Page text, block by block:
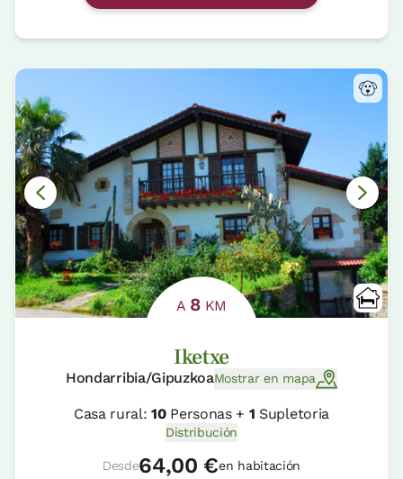
A 8 KM
Iketxe
Hondarribia/GipuzkoaMostrar en mapa
Casa rural:10Personas + 1 Supletoria
Distribución
Desde64,00 €en habitación